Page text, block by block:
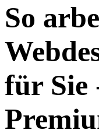
So
für Sie